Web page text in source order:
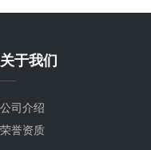
关于我们
公司介绍
荣誉资质